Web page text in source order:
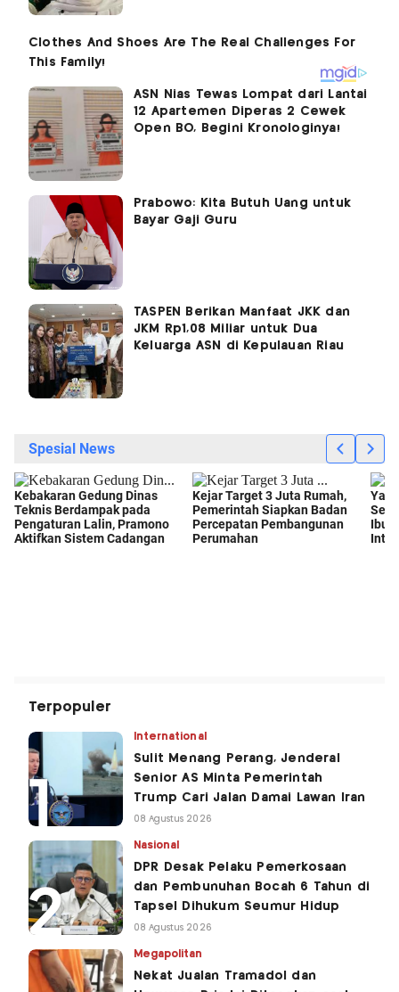
ASN Nias Tewas Lompat dari Lantai
12 Apartemen Diperas 2 Cewek
Open BO, Begini Kronologinya!
Prabowo: Kita Butuh Uang untuk
Bayar Gaji Guru
TASPEN Berikan Manfaat JKK dan
JKM Rp1,08 Miliar untuk Dua
Keluarga ASN di Kepulauan Riau
Terpopuler
International
Sulit Menang Perang, Jenderal
Senior AS Minta Pemerintah
Trump Cari Jalan Damai Lawan Iran
08 Agustus 2026
Nasional
DPR Desak Pelaku Pemerkosaan
dan Pembunuhan Bocah 6 Tahun di
Tapsel Dihukum Seumur Hidup
08 Agustus 2026
Megapolitan
Nekat Jualan Tramadol dan